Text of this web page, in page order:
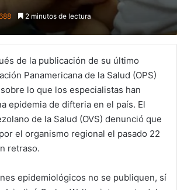
2 minutos de lectura
de la publicación de su último
Panamericana de la Salud (OPS)
lo que los especialistas han
epidemia de difteria en el país. El
de la Salud (OVS) denunció que
el organismo regional el pasado 22
retraso.
epidemiológicos no se publiquen, sí